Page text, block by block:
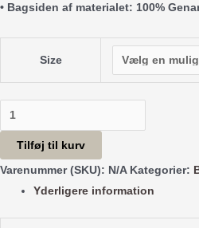
• Bagsiden af materialet: 100%
Size
Tech
Bukser
Cloud
-
Dark
Tilføj til kurv
Varenummer (SKU): N/A Kategorier:
Yderligere information